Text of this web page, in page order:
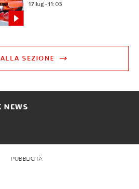
17 lug - 11:03
SEZIONE
NEWS
PUBBLICITÀ